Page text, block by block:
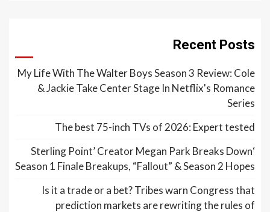
Recent Posts
My Life With The Walter Boys Season 3 Review: Cole
& Jackie Take Center Stage In Netflix's Romance
Series
The best 75-inch TVs of 2026: Expert tested
‘Sterling Point’ Creator Megan Park Breaks Down
Season 1 Finale Breakups, “Fallout” & Season 2 Hopes
Is it a trade or a bet? Tribes warn Congress that
prediction markets are rewriting the rules of